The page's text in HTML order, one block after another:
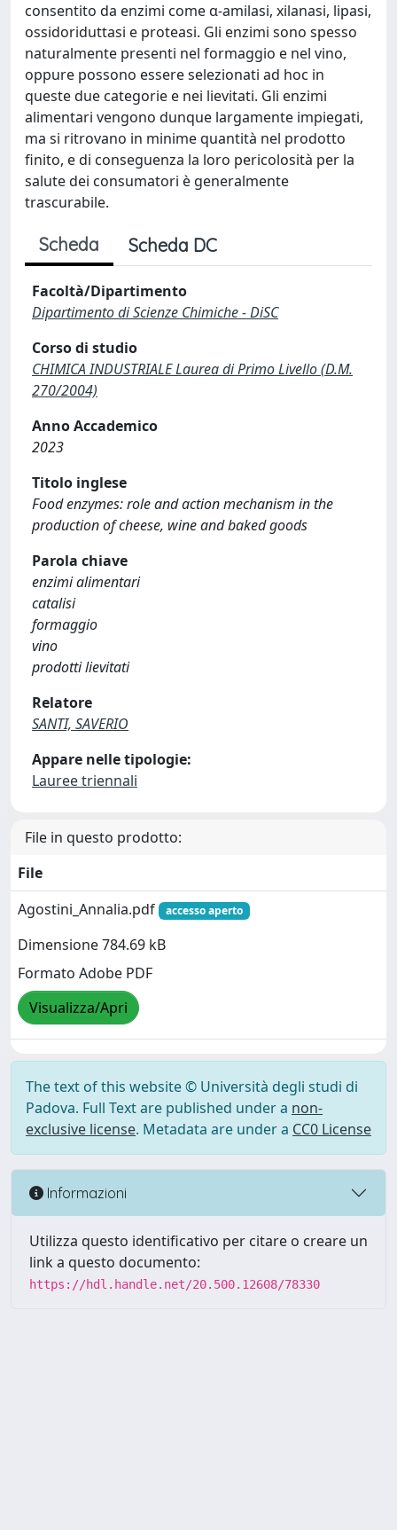
consentito da enzimi come α-amilasi, xilanasi, lipasi,
ossidoriduttasi e proteasi. Gli enzimi sono spesso
naturalmente presenti nel formaggio e nel vino,
oppure possono essere selezionati ad hoc in
queste due categorie e nei lievitati. Gli enzimi
alimentari vengono dunque largamente impiegati,
ma si ritrovano in minime quantità nel prodotto
finito, e di conseguenza la loro pericolosità per la
salute dei consumatori è generalmente
trascurabile.
Scheda Scheda DC
Facoltà/Dipartimento
Dipartimento di Scienze Chimiche - DiSC
Corso di studio
CHIMICA INDUSTRIALE Laurea di Primo Livello (D.M.
270/2004)
Anno Accademico
2023
Titolo inglese
Food enzymes: role and action mechanism in the
production of cheese, wine and baked goods
Parola chiave
enzimi alimentari
catalisi
formaggio
vino
prodotti lievitati
Relatore
SANTI, SAVERIO
Appare nelle tipologie:
Lauree triennali
File in questo prodotto:
File
Agostini_Annalia.pdf
accesso aperto
Dimensione 784.69 kB
Formato Adobe PDF
Visualizza/Apri
The text of this website © Università degli studi di
Padova. Full Text are published under a non-
exclusive license. Metadata are under a CC0 License
Informazioni
Utilizza questo identificativo per citare o creare un
link a questo documento:
https://hdl.handle.net/20.500.12608/78330